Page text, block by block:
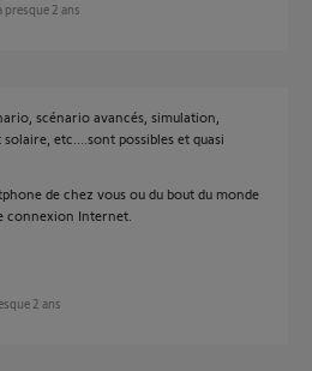
presque 2 ans
scénario avancés, simulation,
etc....sont possibles et quasi
de chez vous ou du bout du monde
connexion Internet.
2 ans